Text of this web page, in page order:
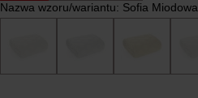
Nazwa wzoru/wariantu: Sofia Miodowa